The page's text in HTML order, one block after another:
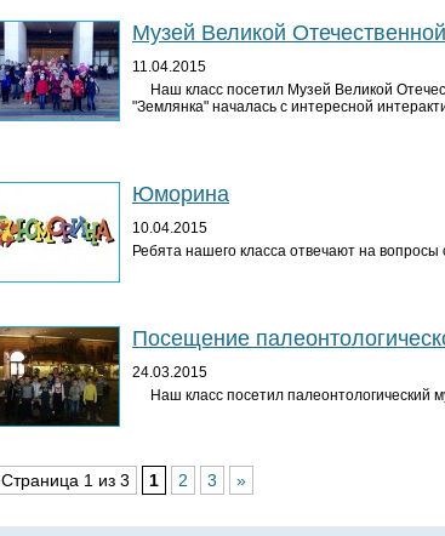
Музей Великой
11.04.2015
Наш класс посетил Музей Великой
"Землянка" началась с интересной
Юморина
10.04.2015
Ребята нашего класса отвечают на
Посещение
24.03.2015
Наш класс посетил палеонтологический
Страница 1 из 3 1 2 3 »